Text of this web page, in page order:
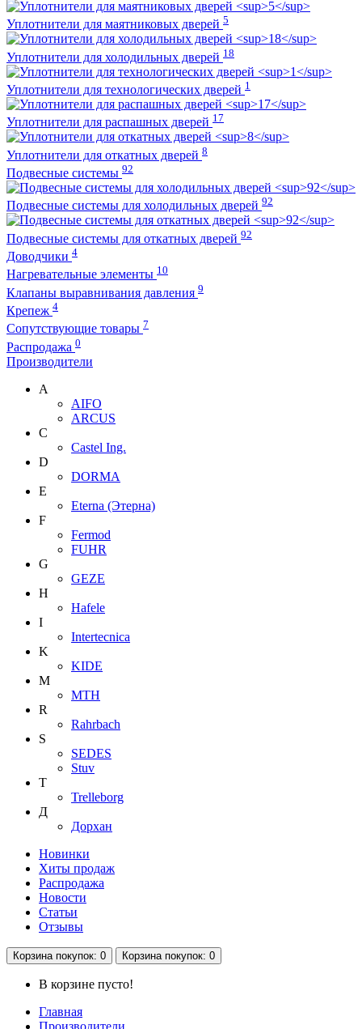
Уплотнители для маятниковых дверей 5
Уплотнители для холодильных дверей 18
Уплотнители для технологических дверей 1
Уплотнители для распашных дверей 17
Уплотнители для откатных дверей 8
Подвесные системы 92
Подвесные системы для холодильных дверей 92
Подвесные системы для откатных дверей 92
Доводчики 4
Нагревательные элементы 10
Клапаны выравнивания давления 9
Крепеж 4
Сопутствующие товары 7
Распродажа 0
Производители
A
AIFO
ARCUS
C
Castel Ing.
D
DORMA
E
Eterna (Этерна)
F
Fermod
FUHR
G
GEZE
H
Hafele
I
Intertecnica
K
KIDE
M
MTH
R
Rahrbach
S
SEDES
Stuv
T
Trelleborg
Д
Дорхан
Новинки
Хиты продаж
Распродажа
Новости
Статьи
Отзывы
Корзина покупок: 0 Корзина покупок: 0
В корзине пусто!
Главная
Производители